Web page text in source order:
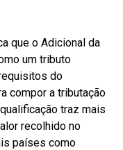
que o Adicional da
um tributo
do
compor a tributação
traz mais
recolhido no
países como